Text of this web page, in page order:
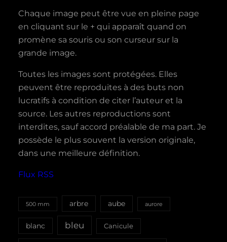
Chaque image peut être vue en pleine page
en cliquant sur le + qui apparaît quand on
promène sa souris ou son curseur sur la
grande image.
Toutes les images sont protégées. Elles
peuvent être reproduites à des buts non
lucratifs à condition de citer l’auteur et la
source. Les autres reproductions sont
interdites, sauf accord préalable de ma part. Je
possède le plus souvent la version originale,
dans une meilleure définition.
Flux RSS
500 mm arbre aube aurore
blanc bleu Canicule